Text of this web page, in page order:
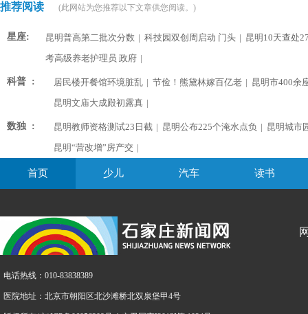
推荐阅读 (此网站为您推荐以下文章供您阅读。)
星座: 昆明普高第二批次分数 | 科技园双创周启动 门头 | 昆明10天查处
考高级养老护理员 政府 |
科普 : 居民楼开餐馆环境脏乱 | 节俭！熊黛林嫁百亿老 | 昆明市400余
昆明文庙大成殿初露真 |
数独 : 昆明教师资格测试23日截 | 昆明公布225个淹水点负 | 昆明城市
昆明“营改增”房产交 |
首页 少儿 汽车 读书
电话热线：010-83838389
医院地址：北京市朝阳区北沙滩桥北双泉堡甲4号